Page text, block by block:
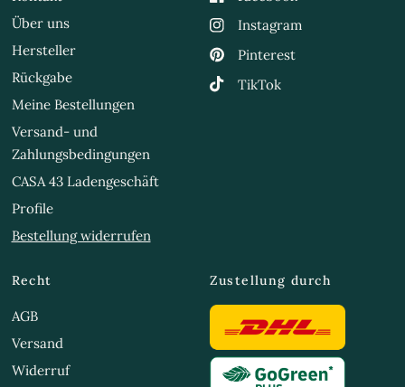
Über uns
Hersteller
Rückgabe
Meine Bestellungen
Versand- und
Zahlungsbedingungen
CASA 43 Ladengeschäft
Profile
Bestellung widerrufen
Instagram
Pinterest
TikTok
Recht
AGB
Versand
Widerruf
Zustellung durch